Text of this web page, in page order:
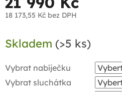
18 173,55 Kč bez DPH
cena:
Skladem (>5 ks)
Vybrat nabíječku
Vybrat sluchátka